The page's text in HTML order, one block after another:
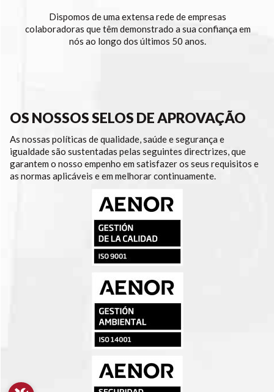
Dispomos de uma extensa rede de empresas
colaboradoras que têm demonstrado a sua confiança em
nós ao longo dos últimos 50 anos.
OS NOSSOS SELOS DE APROVAÇÃO
As nossas políticas de qualidade, saúde e segurança e
igualdade são sustentadas pelas seguintes directrizes, que
garantem o nosso empenho em satisfazer os seus requisitos e
as normas aplicáveis e em melhorar continuamente.